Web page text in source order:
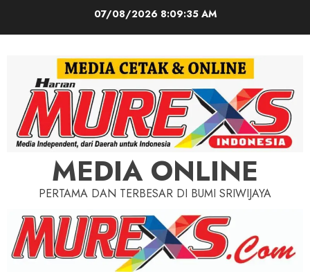
07/08/2026 8:09:37 AM
MEDIA ONLINE
PERTAMA DAN TERBESAR DI BUMI SRIWIJAYA